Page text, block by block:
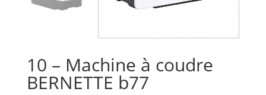
10 – Machine à coudre
BERNETTE b77